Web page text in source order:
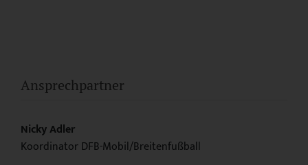
Ansprechpartner
Nicky Adler
Koordinator DFB-Mobil/Breitenfußball